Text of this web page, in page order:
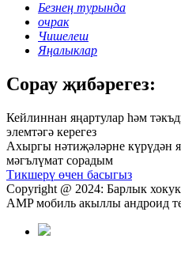
Безнең турында
очрак
Чишелеш
Яңалыклар
Сорау җибәрегез:
Кейлиннан яңартулар һәм
элемтәгә керегез
Ахыргы нәтиҗәләрне күрүдән
мәгълүмат сорадым
Тикшерү өчен басыгыз
Copyright @ 2024: Барлык
AMP мобиль акыллы андроид